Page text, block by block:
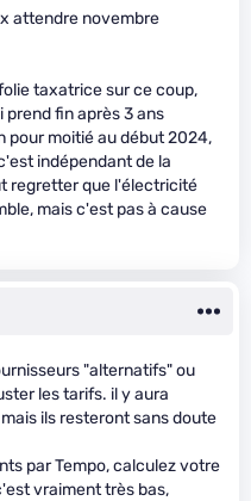
attendre novembre
taxatrice sur ce coup,
fin après 3 ans
pour moitié au début 2024,
indépendant de la
regretter que l'électricité
mais c'est pas à cause
"alternatifs" ou
les tarifs. il y aura
ils resteront sans doute
par Tempo, calculez votre
vraiment très bas,